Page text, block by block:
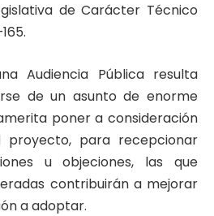
de Carácter Técnico
Audiencia Pública resulta
de un asunto de enorme
poner a consideración
para recepcionar
u objeciones, las que
contribuirán a mejorar
a adoptar.